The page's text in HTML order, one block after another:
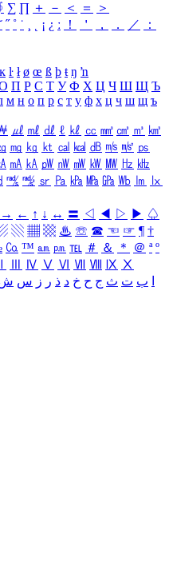
∑ ∏ ＋ － ＜ ＝
＞
˝ ˚ ˙ ¸ ¡ ¿ ː ！ ＇ ， ． ／
：
ĸ ŀ ł ø œ ß þ ŧ ŋ ŉ
П Р С Т У Ф Х Ц Ч Ш Щ Ъ
м н о п р с т у ф х ц ч ш щ ъ
㎕ ㎖ ㎗ ℓ ㎘ ㏄ ㎣ ㎤ ㎥ ㎦
㎎ ㎏ ㏏ ㎈ ㎉ ㏈ ㎧ ㎨ ㎰
㎃ ㎄ ㎺ ㎻ ㎽ ㎾ ㎿ ㎐ ㎑
㎮ ㎯ ㏛ ㎩ ㎪ ㎫ ㎬ ㏝ ㏐
㏓
→ ← ↑ ↓ ↔ 〓 ◁ ◀ ▷ ▶ ♤
▧ ▦ ▩ ♨ ☏ ☎ ☜ ☞ ¶ †
㏇ ™ ㏂ ㏘ ℡ ＃ ＆ ＊ ＠ ª º
Ⅳ Ⅴ Ⅵ Ⅶ Ⅷ Ⅸ Ⅹ
ب ت ث ج ح خ د ذ ر ز س